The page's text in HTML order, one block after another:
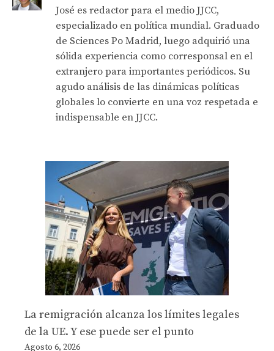
José es redactor para el medio JJCC,
especializado en política mundial. Graduado
de Sciences Po Madrid, luego adquirió una
sólida experiencia como corresponsal en el
extranjero para importantes periódicos. Su
agudo análisis de las dinámicas políticas
globales lo convierte en una voz respetada e
indispensable en JJCC.
La remigración alcanza los límites legales
de la UE. Y ese puede ser el punto
Agosto 6, 2026